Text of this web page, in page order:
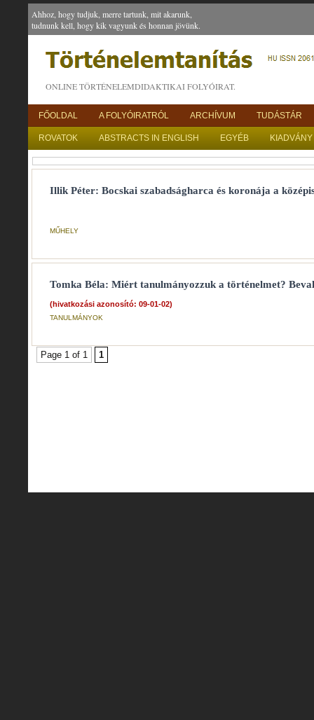
Ahhoz, hogy tudjuk, merre tartunk, mit akarunk,
tudnunk kell, hogy kik vagyunk és honnan jövünk.
ONLINE TÖRTÉNELEMDIDAKTIKAI FOLYÓIRAT.
FŐOLDAL A FOLYÓIRATRÓL ARCHÍVUM TUDÁSTÁR
ROVATOK ABSTRACTS IN ENGLISH EGYÉB
Illik Péter: Bocskai szabadságharca és koronája a
MŰHELY
Tomka Béla: Miért tanulmányozzuk a történelmet?
(hivatkozási azonosító: 09-01-02)
TANULMÁNYOK
Page 1 of 1 1